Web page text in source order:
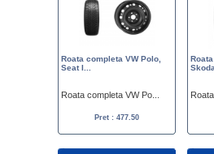
Roata completa VW Polo,
Seat I...
Roata completa VW Po...
Pret : 477.50
Skoda